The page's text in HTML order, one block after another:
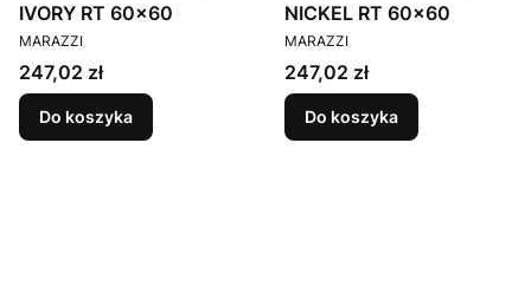
IVORY RT 60x60
PRODUCENT
MARAZZI
Cena
247,02 zł
Do koszyka
NICKEL RT 60x60
PRODUCENT
MARAZZI
Cena
247,02 zł
Do koszyka